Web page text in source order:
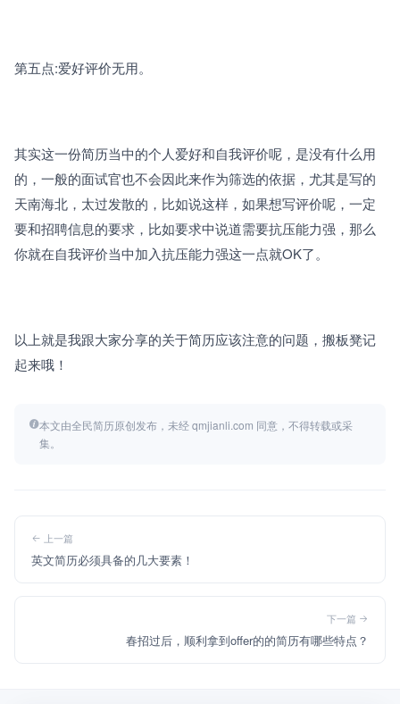
第五点:爱好评价无用。
其实这一份简历当中的个人爱好和自我评价呢，是没有什么用
的，一般的面试官也不会因此来作为筛选的依据，尤其是写的
天南海北，太过发散的，比如说这样，如果想写评价呢，一定
要和招聘信息的要求，比如要求中说道需要抗压能力强，那么
你就在自我评价当中加入抗压能力强这一点就OK了。
以上就是我跟大家分享的关于简历应该注意的问题，搬板凳记
起来哦！
本文由全民简历原创发布，未经 qmjianli.com 同意，不得转载或采
集。
上一篇
英文简历必须具备的几大要素！
下一篇
春招过后，顺利拿到offer的的简历有哪些特点？